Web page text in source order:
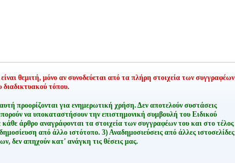
θεμιτή, μόνο αν συνοδεύεται από τα πλήρη στοιχεία των συγγραφέων
διαδικτυακού τόπου.
προορίζονται για ενημερωτική χρήση. Δεν αποτελούν συστάσεις
να υποκαταστήσουν την επιστημονική συμβουλή του Ειδικού
κάθε άρθρο αναγράφονται τα στοιχεία των συγγραφέων του και στο τέλος
από άλλο ιστότοπο. 3) Αναδημοσιεύσεις από άλλες ιστοσελίδες
δεν απηχούν κατ' ανάγκη τις θέσεις μας.